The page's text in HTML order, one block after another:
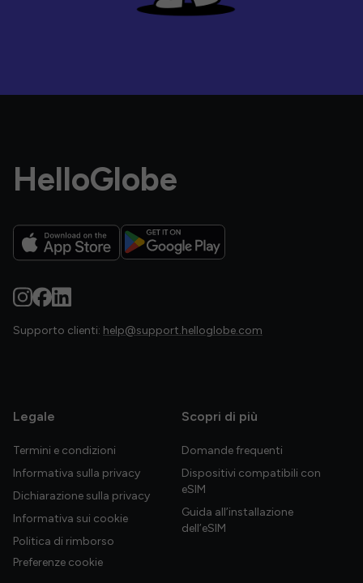
HelloGlobe
Supporto clienti: help@support.helloglobe.com
Legale
Termini e condizioni
Informativa sulla privacy
Dichiarazione sulla privacy
Informativa sui cookie
Politica di rimborso
Preferenze cookie
Scopri di più
Domande frequenti
Dispositivi compatibili con
eSIM
Guida all’installazione
dell’eSIM